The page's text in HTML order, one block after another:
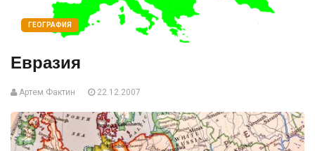
ГЕОГРАФИЯ
Евразия
Артем Фактин 22.12.2007